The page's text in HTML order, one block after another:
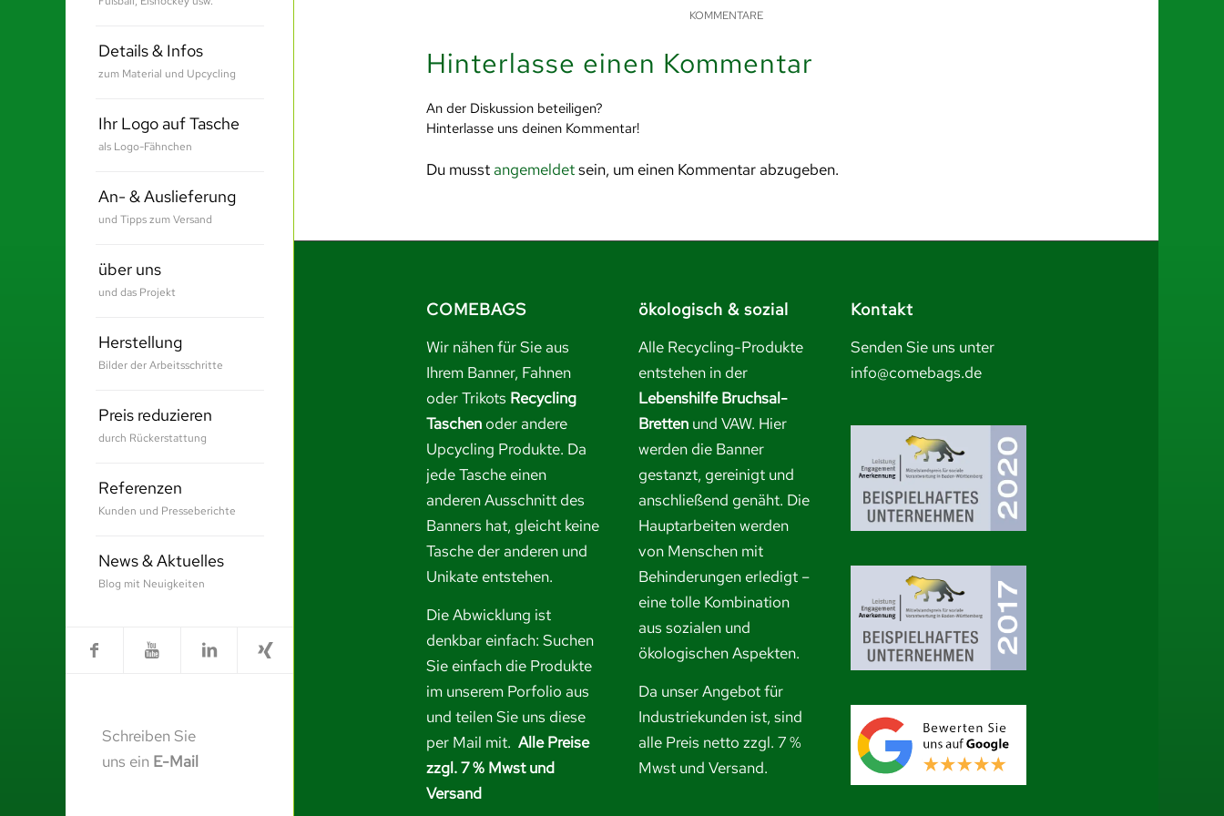
Details & Infos
zum Material und Upcycling
Ihr Logo auf Tasche
als Logo-Fähnchen
An- & Auslieferung
und Tipps zum Versand
über uns
und das Projekt
Herstellung
Bilder der Arbeitsschritte
Preis reduzieren
durch Rückerstattung
Referenzen
Kunden und Presseberichte
News & Aktuelles
Blog mit Neuigkeiten
Schreiben Sie
uns ein E-Mail
KOMMENTARE
Hinterlasse einen Kommentar
An der Diskussion beteiligen?
Hinterlasse uns deinen Kommentar!
Du musstangemeldetsein, um einen Kommentar abzugeben.
COMEBAGS
Wir nähen für Sie aus
Ihrem Banner, Fahnen
oder Trikots Recycling
Taschenoder andere
Upcycling Produkte. Da
jede Tasche einen
anderen Ausschnitt des
Banners hat, gleicht keine
Tasche der anderen und
Unikate entstehen.
Die Abwicklung ist
denkbar einfach: Suchen
Sie einfach die Produkte
im unserem Porfolio aus
und teilen Sie uns diese
per Mail mit. Alle Preise
zzgl. 7 % Mwst und
Versand
ökologisch & sozial
Alle Recycling-Produkte
entstehen in der
Lebenshilfe Bruchsal-
Bretten und VAW. Hier
werden die Banner
gestanzt, gereinigt und
anschließend genäht. Die
Hauptarbeiten werden
von Menschen mit
Behinderungen erledigt –
eine tolle Kombination
aus sozialen und
ökologischen Aspekten.
Da unser Angebot für
Industriekunden ist, sind
alle Preis netto zzgl. 7 %
Mwst und Versand.
Kontakt
Senden Sie uns unter
info@comebags.de